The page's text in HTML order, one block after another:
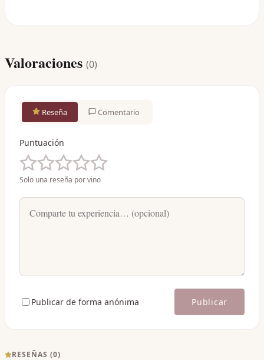
Valoraciones (0)
Reseña Comentario
Puntuación
Solo una reseña por vino
Publicar de forma anónima Publicar
RESEÑAS (0)